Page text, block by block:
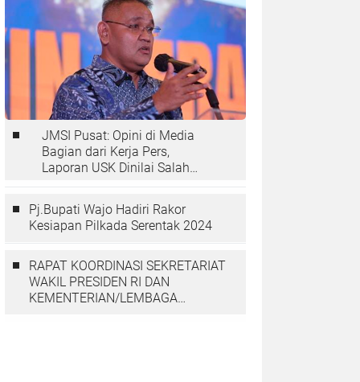
JMSI Pusat: Opini di Media
Bagian dari Kerja Pers,
Laporan USK Dinilai Salah
Pj.Bupati Wajo Hadiri Rakor
Kesiapan Pilkada Serentak 2024
RAPAT KOORDINASI SEKRETARIAT
WAKIL PRESIDEN RI DAN
KEMENTERIAN/LEMBAGA